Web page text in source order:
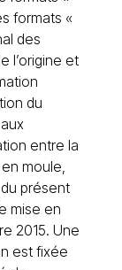
formats «
des
l’origine et
du
entre la
moule,
présent
mise en
2015. Une
est fixée